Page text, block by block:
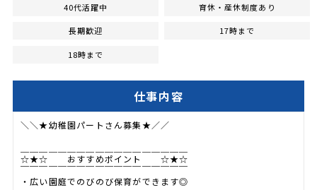
40代活躍中 育休・産休制度あり
長期歓迎 17時まで
18時まで
仕事内容
＼＼★幼稚園パートさん募集★／／
☆★☆ おすすめポイント ☆★☆
￣￣￣￣￣￣￣￣￣￣￣￣￣￣￣￣￣￣
・広い園庭でのびのび保育ができます◎